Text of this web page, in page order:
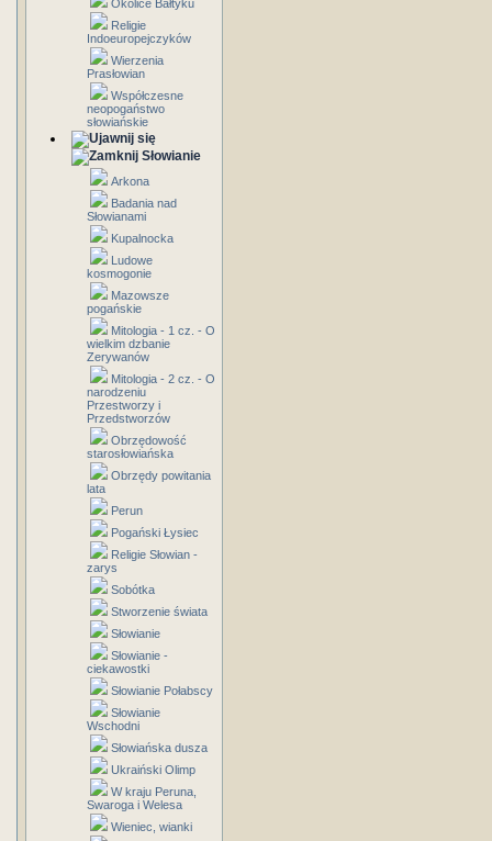
Okolice Bałtyku
Religie
Indoeuropejczyków
Wierzenia
Prasłowian
Współczesne
neopogaństwo
słowiańskie
Słowianie
Arkona
Badania nad
Słowianami
Kupalnocka
Ludowe
kosmogonie
Mazowsze
pogańskie
Mitologia - 1 cz. - O
wielkim dzbanie
Zerywanów
Mitologia - 2 cz. - O
narodzeniu
Przestworzy i
Przedstworzów
Obrzędowość
starosłowiańska
Obrzędy powitania
lata
Perun
Pogański Łysiec
Religie Słowian -
zarys
Sobótka
Stworzenie świata
Słowianie
Słowianie -
ciekawostki
Słowianie Połabscy
Słowianie
Wschodni
Słowiańska dusza
Ukraiński Olimp
W kraju Peruna,
Swaroga i Welesa
Wieniec, wianki